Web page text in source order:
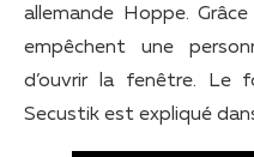
allemande Hoppe.
empêchent une
d’ouvrir la fenêtre. Le
Secustik est expliqué